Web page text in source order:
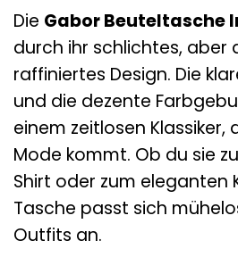
Die Gabor Beuteltasche
durch ihr schlichtes, aber
raffiniertes Design. Die
und die dezente
einem zeitlosen Klassiker,
Mode kommt. Ob du sie
Shirt oder zum eleganten
Tasche passt sich
Outfits an.